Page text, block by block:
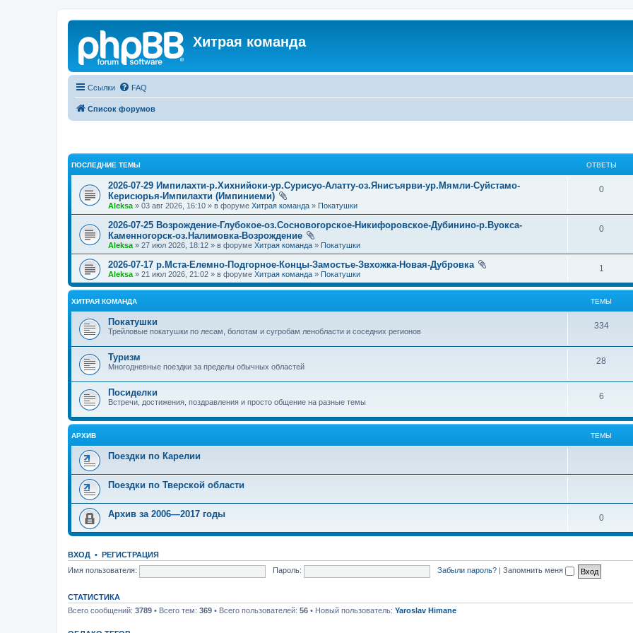
Хитрая команда
Ссылки FAQ
Список форумов
ПОСЛЕДНИЕ ТЕМЫ ОТВЕТЫ
2026-07-29 Импилахти-р.Хихнийоки-ур.Сурисуо-Алатту-оз.Янисъярви-ур.Мямли-Суйстамо-
Керисюрья-Импилахти (Импиниеми)
Aleksa » 03 авг 2026, 16:10 » в форуме Хитрая команда » Покатушки
0
2026-07-25 Возрождение-Глубокое-оз.Сосновогорское-Никифоровское-Дубинино-р.Вуокса-
Каменногорск-оз.Налимовка-Возрождение
Aleksa » 27 июл 2026, 18:12 » в форуме Хитрая команда » Покатушки
0
2026-07-17 р.Мста-Елемно-Подгорное-Концы-Замостье-Звхожка-Новая-Дубровка
Aleksa » 21 июл 2026, 21:02 » в форуме Хитрая команда » Покатушки
1
ХИТРАЯ КОМАНДА ТЕМЫ
Покатушки
Трейловые покатушки по лесам, болотам и сугробам ленобласти и соседних регионов
334
Туризм
Многодневные поездки за пределы обычных областей
28
Посиделки
Встречи, достижения, поздравления и просто общение на разные темы
6
АРХИВ ТЕМЫ
Поездки по Карелии
Поездки по Тверской области
Архив за 2006—2017 годы 0
ВХОД • РЕГИСТРАЦИЯ
Имя пользователя:
Пароль: Забыли пароль? Запомнить меня
СТАТИСТИКА
Всего сообщений: 3789 • Всего тем: 369 • Всего пользователей: 56 • Новый пользователь: Yaroslav Himane